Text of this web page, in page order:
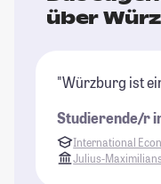
über
"Würzburg ist
Studierende/r
International
Julius-